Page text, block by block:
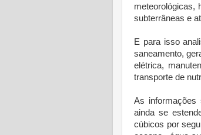
meteorológicas,
subterrâneas e
E para isso
saneamento,
elétrica,
transporte de
As informações
ainda se
cúbicos por